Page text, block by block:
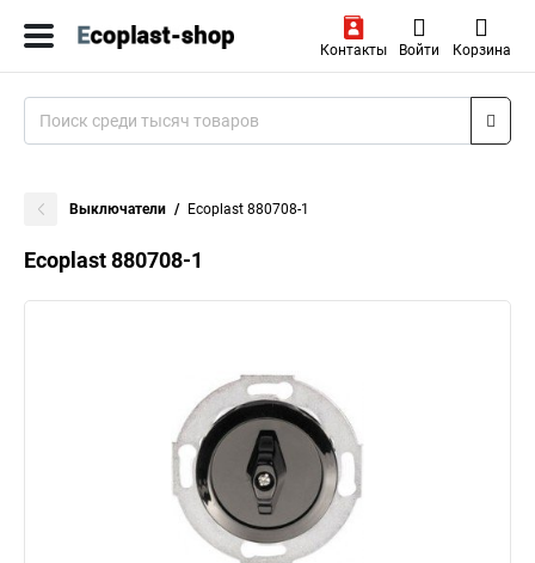
Контакты Войти Корзина
Выключатели Ecoplast 880708-1
Ecoplast 880708-1